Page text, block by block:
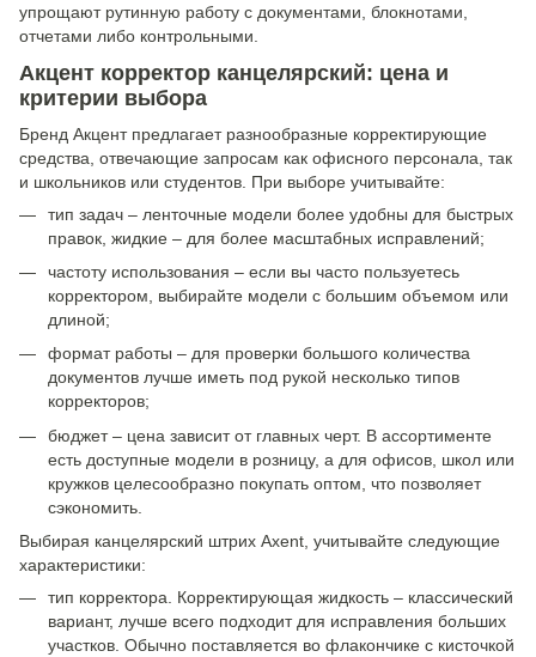
упрощают рутинную работу с документами, блокнотами,
отчетами либо контрольными.
Акцент корректор канцелярский: цена и
критерии выбора
Бренд Акцент предлагает разнообразные корректирующие
средства, отвечающие запросам как офисного персонала, так
и школьников или студентов. При выборе учитывайте:
тип задач – ленточные модели более удобны для быстрых
правок, жидкие – для более масштабных исправлений;
частоту использования – если вы часто пользуетесь
корректором, выбирайте модели с большим объемом или
длиной;
формат работы – для проверки большого количества
документов лучше иметь под рукой несколько типов
корректоров;
бюджет – цена зависит от главных черт. В ассортименте
есть доступные модели в розницу, а для офисов, школ или
кружков целесообразно покупать оптом, что позволяет
сэкономить.
Выбирая канцелярский штрих Axent, учитывайте следующие
характеристики:
тип корректора. Корректирующая жидкость – классический
вариант, лучше всего подходит для исправления больших
участков. Обычно поставляется во флакончике с кисточкой